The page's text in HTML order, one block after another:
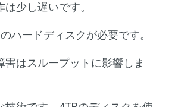
少し遅いです。
ハードディスクが必要です。
害はスループットに影響しま